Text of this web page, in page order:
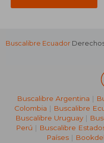
Buscalibre Ecuador
Buscalibre Argentina |
Colombia | Buscalibre
Buscalibre Uruguay|
Perú | Buscalibre
Países |